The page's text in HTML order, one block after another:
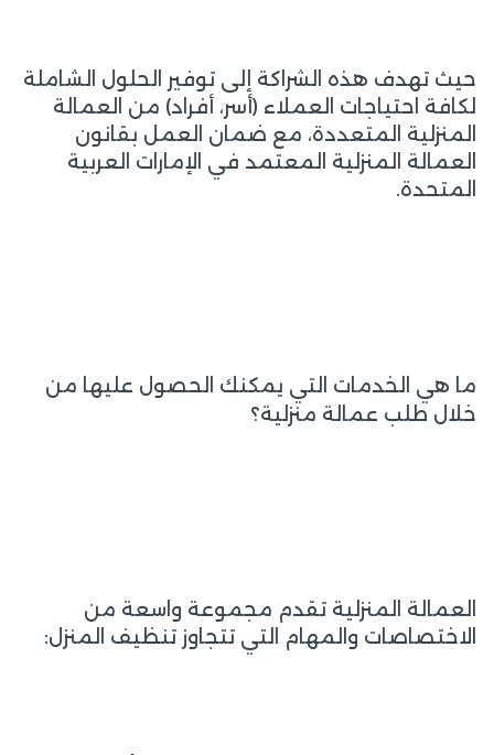
حيث تهدف هذه الشراكة إلى توفير الحلول الشاملة
لكافة احتياجات العملاء (أسر، أفراد) من العمالة
المنزلية المتعددة، مع ضمان العمل بقانون
العمالة المنزلية المعتمد في الإمارات العربية
المتحدة.
ما هي الخدمات التي يمكنك الحصول عليها من
خلال طلب عمالة منزلية؟
العمالة المنزلية تقدم مجموعة واسعة من
الاختصاصات والمهام التي تتجاوز تنظيف المنزل: